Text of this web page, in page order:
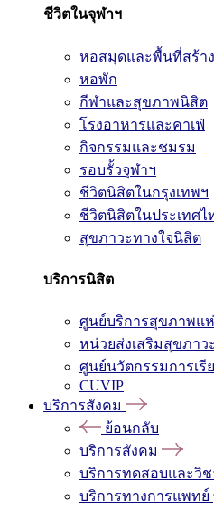
ชีวิตในจุฬาฯ
หอสมุดและพื้นที่สร้า
หอพัก
กีฬาและสุขภาพนิสิต
โรงอาหารและคาเฟ่
กิจกรรมและชมรม
รอบรั้วจุฬาฯ
ชีวิตนิสิตในกรุงเทพฯ
ชีวิตนิสิตในประเทศไ
สุขภาวะทางใจนิสิต
บริการนิสิต
ศูนย์บริการสุขภาพแ
หน่วยส่งเสริมสุขภาว
ศูนย์นวัตกรรมการเรี
CUVIP
บริการสังคม
ย้อนกลับ
บริการสังคม
บริการทดสอบและวิช
บริการทางการแพทย์